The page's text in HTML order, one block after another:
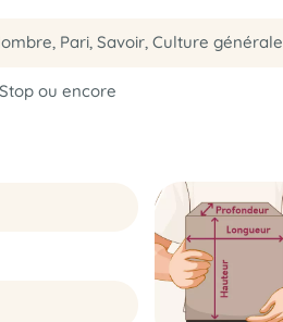
Pari, Savoir, Culture générale
ou encore